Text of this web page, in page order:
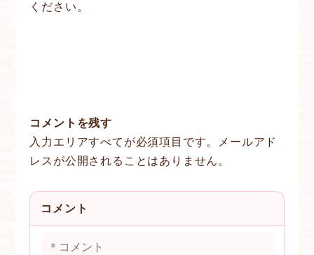
ください。
コメントを残す
入力エリアすべてが必須項目です。メールアド
レスが公開されることはありません。
コメント